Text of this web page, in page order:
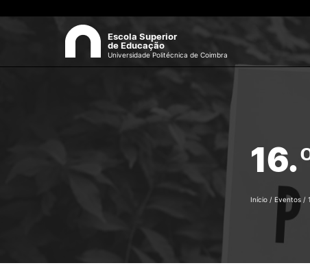
A ESEC
Órgãos de Gestão
Núcleos de Investigação
Escola Superior
de Educação
Universidade Politécnica de Coimbra
Início / Eventos /